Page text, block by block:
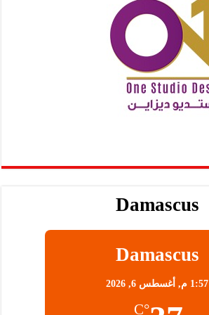
Damascus
Damascus
1:57 م, أغسطس 6, 2026
°C